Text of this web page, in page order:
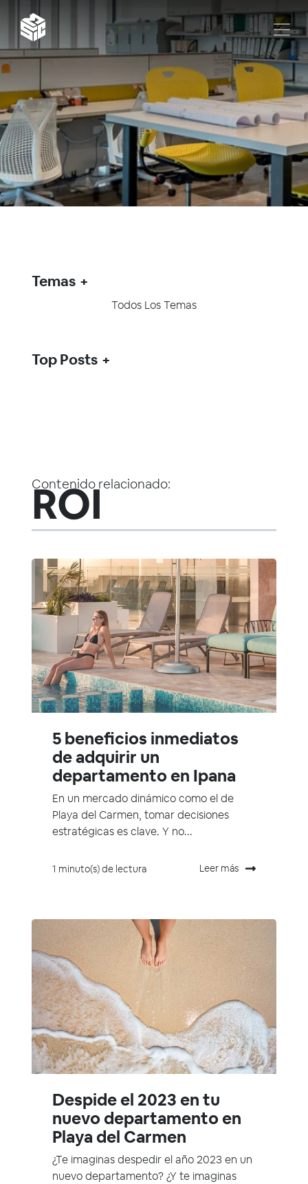
Contenido relacionado:
ROI
5 beneficios inmediatos
de adquirir un
departamento en Ipana
En un mercado dinámico como el de
Playa del Carmen, tomar decisiones
estratégicas es clave. Y no...
1 minuto(s) de lectura Leer más
Despide el 2023 en tu
nuevo departamento en
Playa del Carmen
¿Te imaginas despedir el año 2023 en un
nuevo departamento? ¿Y te imaginas
Temas
Todos Los Temas
Top Posts